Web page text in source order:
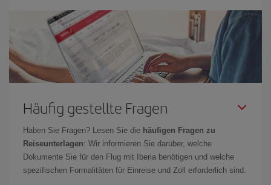
Häufig gestellte Fragen
Haben Sie Fragen? Lesen Sie die häufigen Fragen zu
Reiseunterlagen: Wir informieren Sie darüber, welche
Dokumente Sie für den Flug mit Iberia benötigen und welche
spezifischen Formalitäten für Einreise und Zoll erforderlich sind.